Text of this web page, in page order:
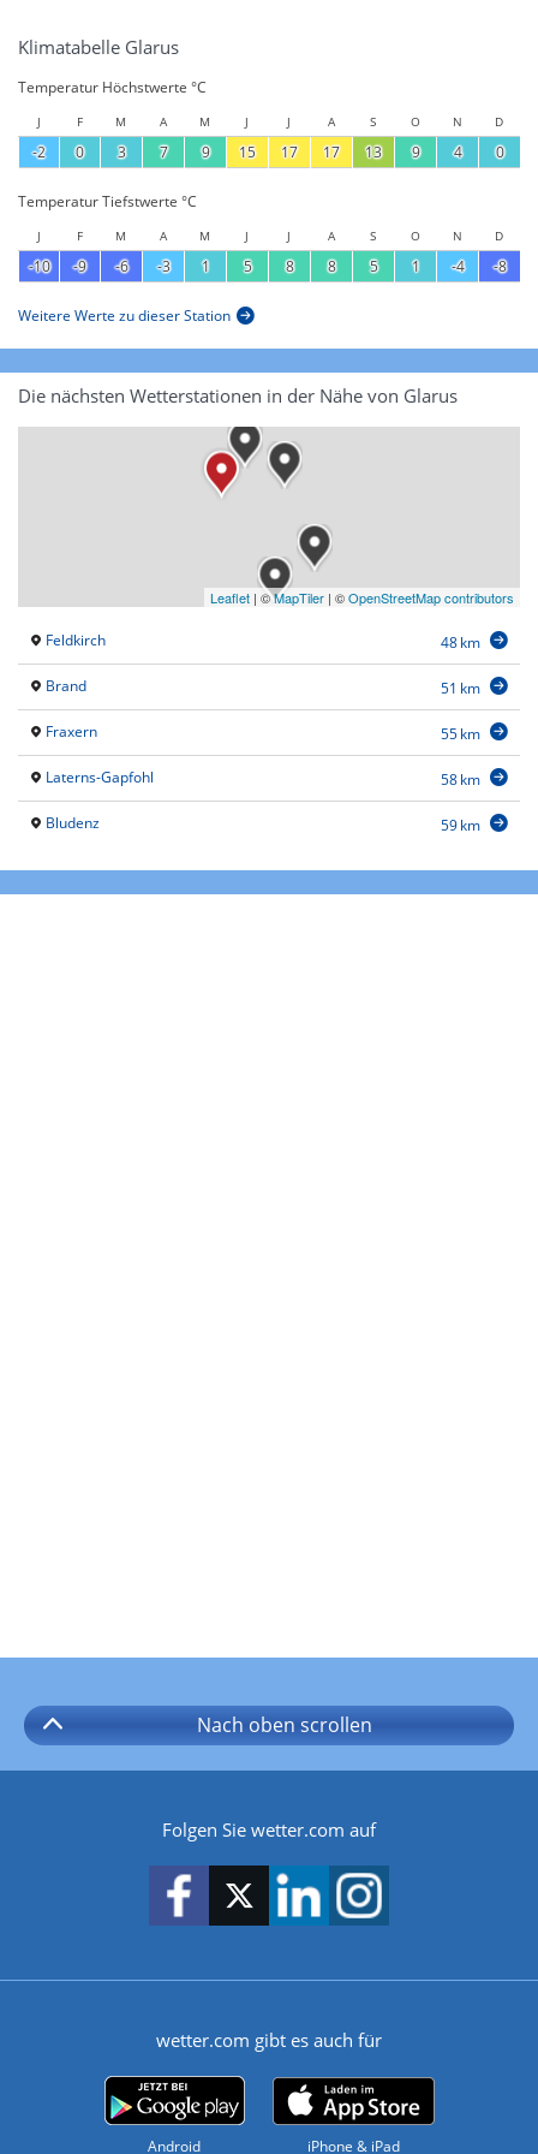
Klimatabelle Glarus
Temperatur Höchstwerte °C
J F M A M J J A S O N D
-2 0 3 7 9 15 17 17 13 9 4 0
Temperatur Tiefstwerte °C
J F M A M J J A S O N D
-10 -9 -6 -3 1 5 8 8 5 1 -4 -8
Weitere Werte zu dieser Station
Die nächsten Wetterstationen in der Nähe von Glarus
Leaflet | ©MapTiler | ©OpenStreetMap contributors
Feldkirch 48 km
Brand 51 km
Fraxern 55 km
Laterns-Gapfohl 58 km
Bludenz 59 km
Nach oben scrollen
Folgen Sie wetter.com auf
wetter.com gibt es auch für
Android iPhone & iPad